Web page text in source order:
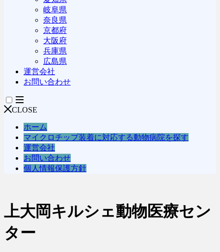
岐阜県
奈良県
京都府
大阪府
兵庫県
広島県
運営会社
お問い合わせ
CLOSE
ホーム
マイクロチップ装着に対応する動物病院を探す
運営会社
お問い合わせ
個人情報保護方針
上大岡キルシェ動物医療セン
ター